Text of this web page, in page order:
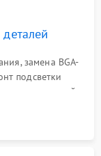
замена BGA-
подсветки
на скоростной
памяти.